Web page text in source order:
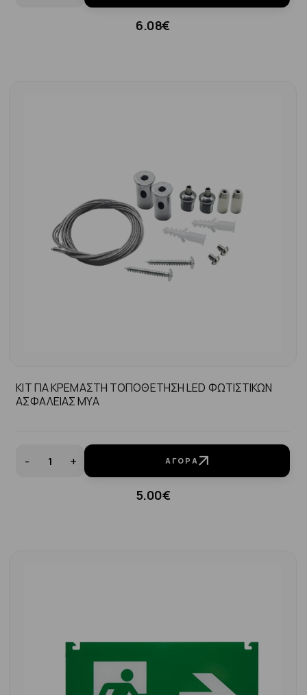
6.08€
ΚΙΤ ΓΙΑ ΚΡΕΜΑΣΤΗ ΤΟΠΟΘΕΤΗΣΗ LED ΦΩΤΙΣΤΙΚΩΝ
ΑΣΦΑΛΕΙΑΣ MYA
- + ΑΓΟΡΆ
5.00€